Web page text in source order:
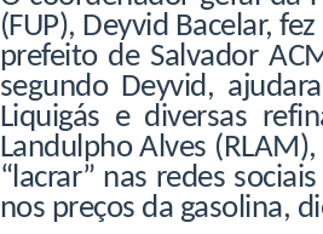
(FUP), Deyvid Bacelar,
prefeito de Salvador
segundo Deyvid,
Liquigás e diversas
Landulpho Alves
“lacrar” nas redes
nos preços da gasolina,